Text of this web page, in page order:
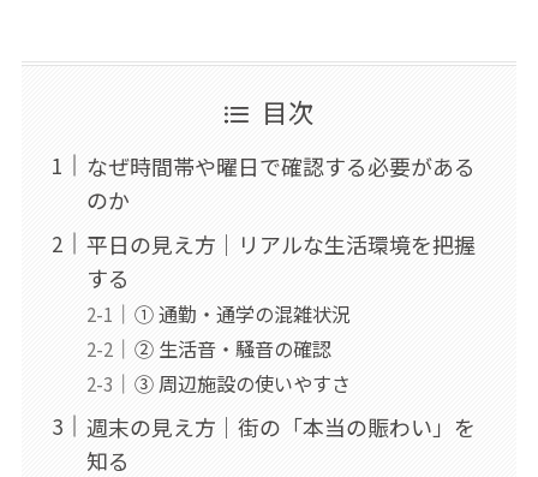
目次
なぜ時間帯や曜日で確認する必要がある
のか
平日の見え方｜リアルな生活環境を把握
する
① 通勤・通学の混雑状況
② 生活音・騒音の確認
③ 周辺施設の使いやすさ
週末の見え方｜街の「本当の賑わい」を
知る